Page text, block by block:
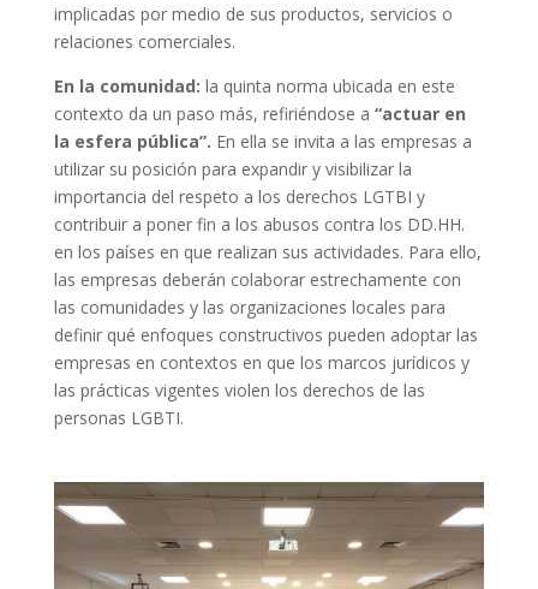
implicadas por medio de sus productos, servicios o
relaciones comerciales.
En la comunidad: la quinta norma ubicada en este
contexto da un paso más, refiriéndose a “actuar en
la esfera pública”. En ella se invita a las empresas a
utilizar su posición para expandir y visibilizar la
importancia del respeto a los derechos LGTBI y
contribuir a poner fin a los abusos contra los DD.HH.
en los países en que realizan sus actividades. Para ello,
las empresas deberán colaborar estrechamente con
las comunidades y las organizaciones locales para
definir qué enfoques constructivos pueden adoptar las
empresas en contextos en que los marcos jurídicos y
las prácticas vigentes violen los derechos de las
personas LGBTI.